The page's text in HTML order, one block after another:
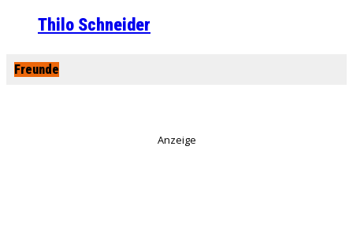
Thilo Schneider
Freunde
Anzeige